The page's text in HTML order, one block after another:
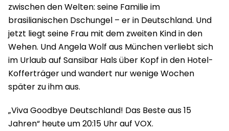
zwischen den Welten: seine Familie im
brasilianischen Dschungel – er in Deutschland. Und
jetzt liegt seine Frau mit dem zweiten Kind in den
Wehen. Und Angela Wolf aus München verliebt sich
im Urlaub auf Sansibar Hals über Kopf in den Hotel-
Kofferträger und wandert nur wenige Wochen
später zu ihm aus.
„Viva Goodbye Deutschland! Das Beste aus 15
Jahren“ heute um 20:15 Uhr auf VOX.